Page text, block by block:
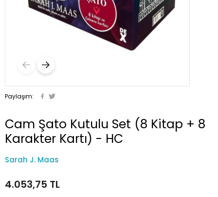
Paylaşım:
Cam Şato Kutulu Set (8 Kitap + 8
Karakter Kartı) - HC
Sarah J. Maas
4.053,75 TL